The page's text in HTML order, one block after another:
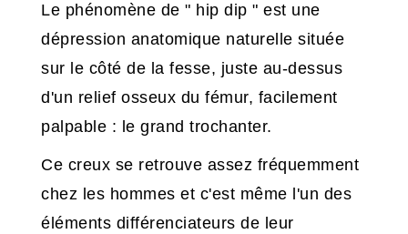
Le phénomène de " hip dip " est une
dépression anatomique naturelle située
sur le côté de la fesse, juste au-dessus
d'un relief osseux du fémur, facilement
palpable : le grand trochanter.
Ce creux se retrouve assez fréquemment
chez les hommes et c'est même l'un des
éléments différenciateurs de leur